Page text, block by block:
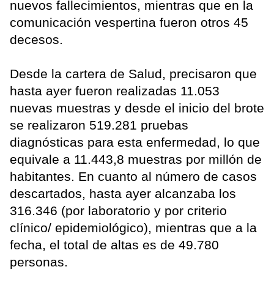
nuevos fallecimientos, mientras que en la
comunicación vespertina fueron otros 45
decesos.
Desde la cartera de Salud, precisaron que
hasta ayer fueron realizadas 11.053
nuevas muestras y desde el inicio del brote
se realizaron 519.281 pruebas
diagnósticas para esta enfermedad, lo que
equivale a 11.443,8 muestras por millón de
habitantes. En cuanto al número de casos
descartados, hasta ayer alcanzaba los
316.346 (por laboratorio y por criterio
clínico/ epidemiológico), mientras que a la
fecha, el total de altas es de 49.780
personas.